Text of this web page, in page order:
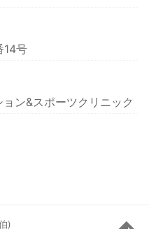
14号
ン&スポーツクリニック
)